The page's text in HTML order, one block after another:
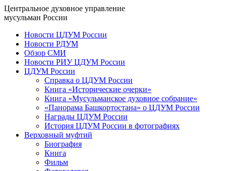
Центральное духовное управление
мусульман России
Новости ЦДУМ России
Новости РДУМ
Обзор СМИ
Новости РИУ ЦДУМ России
ЦДУМ России
Справка о ЦДУМ России
Книга «Исторические очерки»
Книга «Мусульманское духовное собрание»
«Панорама Башкортостана» о ЦДУМ России
Награды ЦДУМ России
История ЦДУМ России в фотографиях
Верховный муфтий
Биография
Книга
Фильм